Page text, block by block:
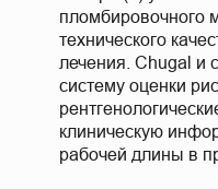
пломбировочного
технического
лечения. Chugal и
систему оценки
клиническую
рабочей длины в